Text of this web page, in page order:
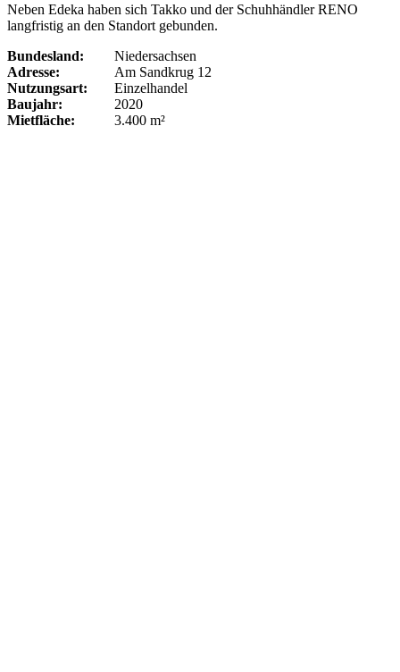
Neben Edeka haben sich Takko und der Schuhhändler RENO
langfristig an den Standort gebunden.
Bundesland:
Niedersachsen
Adresse:
Am Sandkrug 12
Nutzungsart:
Einzelhandel
Baujahr:
2020
Mietfläche:
3.400 m²